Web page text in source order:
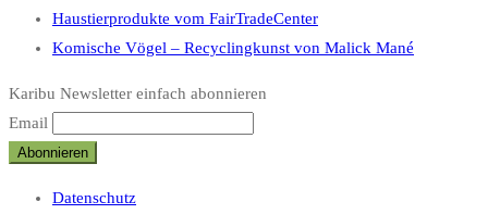
Haustierprodukte vom FairTradeCenter
Komische Vögel – Recyclingkunst von Malick Mané
Karibu Newsletter einfach abonnieren
Email
Datenschutz